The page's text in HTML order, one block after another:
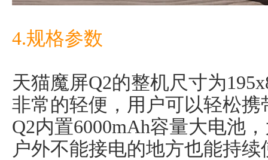
4.规格参数
天猫魔屏Q2的整机尺寸为
非常的轻便，用户可以轻松
Q2内置6000mAh容量大电池
户外不能接电的地方也能持续